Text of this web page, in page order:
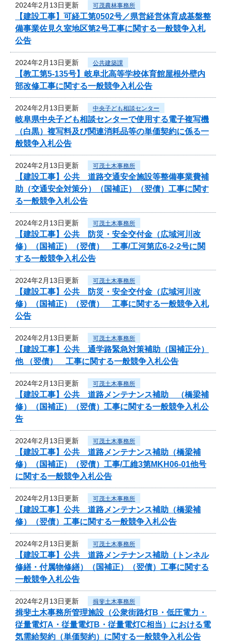
2024年2月13日更新 可茂農林事務所
【建設工事】可経工第0502号／県営経営体育成基盤整
備事業佐見久室地区第2号工事に関する一般競争入札
公告
2024年2月13日更新 公共建築課
【教工第5-135号】岐阜北高等学校体育館屋根外壁内
部改修工事に関する一般競争入札公告
2024年2月13日更新 中央子ども相談センター
岐阜県中央子ども相談センターで使用する電子複写機
（白黒）複写料及び関連消耗品等の単価契約に係る一
般競争入札公告
2024年2月13日更新 可茂土木事務所
【建設工事】公共 道路交通安全施設等整備事業費補
助（交通安全対策分）（国補正）（翌債）工事に関す
る一般競争入札公告
2024年2月13日更新 可茂土木事務所
【建設工事】公共 防災・安全交付金（広域河川改
修）（国補正）（翌債） 工事/工河第広6-2-2号に関
する一般競争入札公告
2024年2月13日更新 可茂土木事務所
【建設工事】公共 防災・安全交付金（広域河川改
修）（国補正）（翌債） 工事に関する一般競争入札
公告
2024年2月13日更新 可茂土木事務所
【建設工事】公共 通学路緊急対策補助（国補正分）
他 （翌債） 工事に関する一般競争入札公告
2024年2月13日更新 可茂土木事務所
【建設工事】公共 道路メンテナンス補助 （橋梁補
修）（国補正）（翌債）工事に関する一般競争入札公
告
2024年2月13日更新 可茂土木事務所
【建設工事】公共 道路メンテナンス補助（橋梁補
修）（国補正）（翌債）工事/工維3第MKH06-01他号
に関する一般競争入札公告
2024年2月13日更新 可茂土木事務所
【建設工事】公共 道路メンテナンス補助（橋梁補
修）（翌債）工事に関する一般競争入札公告
2024年2月13日更新 可茂土木事務所
【建設工事】公共 道路メンテナンス補助（トンネル
修繕・付属物修繕）（国補正）（翌債）工事に関する
一般競争入札公告
2024年2月13日更新 揖斐土木事務所
揖斐土木事務所管理施設（公衆街路灯B・低圧電力・
従量電灯A・従量電灯B・従量電灯C相当）における電
気需給契約（単価契約）に関する一般競争入札公告